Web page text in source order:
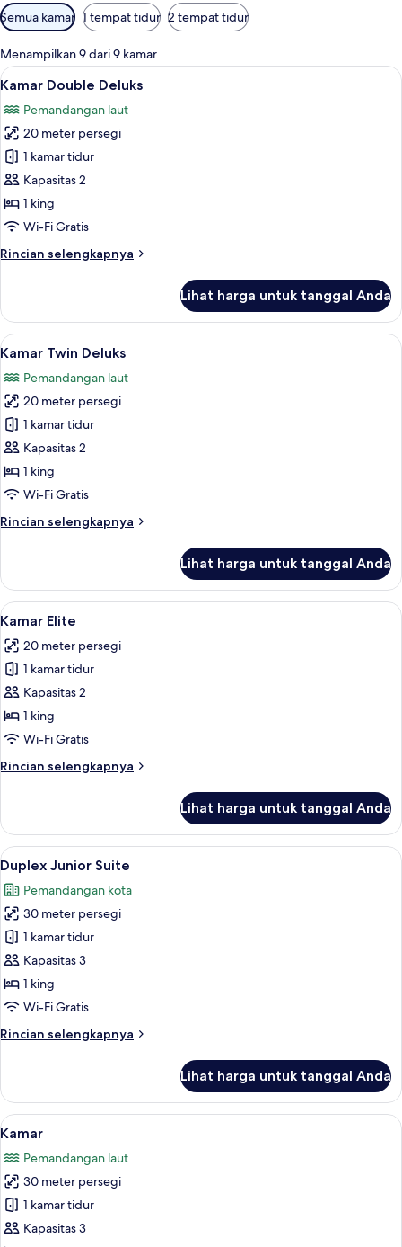
Filter
tersedia
untuk
kamar
Semua kamar 1 tempat tidur 2 tempat tidur
Menampilkan 9 dari 9 kamar
Lihat
semua
foto
untuk
Kamar
Double
Deluks
Seprai Frette Italia, seprai premium,
13
Kamar Double Deluks
Pemandangan laut
20 meter persegi
1 kamar tidur
Kapasitas 2
1 king
Wi-Fi Gratis
Rincian selengkapnya
Rincian
Kamar
Double
Deluks
Lihat harga untuk tanggal Anda
Lihat
semua
foto
untuk
Kamar
Twin
Deluks
Kamar Twin Deluks | Seprai Frette
5
Kamar Twin Deluks
Pemandangan laut
20 meter persegi
1 kamar tidur
Kapasitas 2
1 king
Wi-Fi Gratis
Rincian selengkapnya
Rincian
Kamar
Twin
Deluks
Lihat harga untuk tanggal Anda
Lihat
semua
foto
untuk
Kamar
Elite
Seprai Frette Italia, seprai premium,
4
Kamar Elite
20 meter persegi
1 kamar tidur
Kapasitas 2
1 king
Wi-Fi Gratis
Rincian selengkapnya
Rincian
Kamar
Elite
Lihat harga untuk tanggal Anda
Lihat
semua
foto
untuk
Duplex
Junior
Suite
Seprai Frette Italia, seprai premium,
5
Duplex Junior Suite
Pemandangan kota
30 meter persegi
1 kamar tidur
Kapasitas 3
1 king
Wi-Fi Gratis
Rincian selengkapnya
Rincian
Duplex
Junior
Suite
Lihat harga untuk tanggal Anda
Lihat
semua
foto
untuk
Kamar
Seprai Frette Italia, seprai premium,
5
Kamar
Pemandangan laut
30 meter persegi
1 kamar tidur
Kapasitas 3